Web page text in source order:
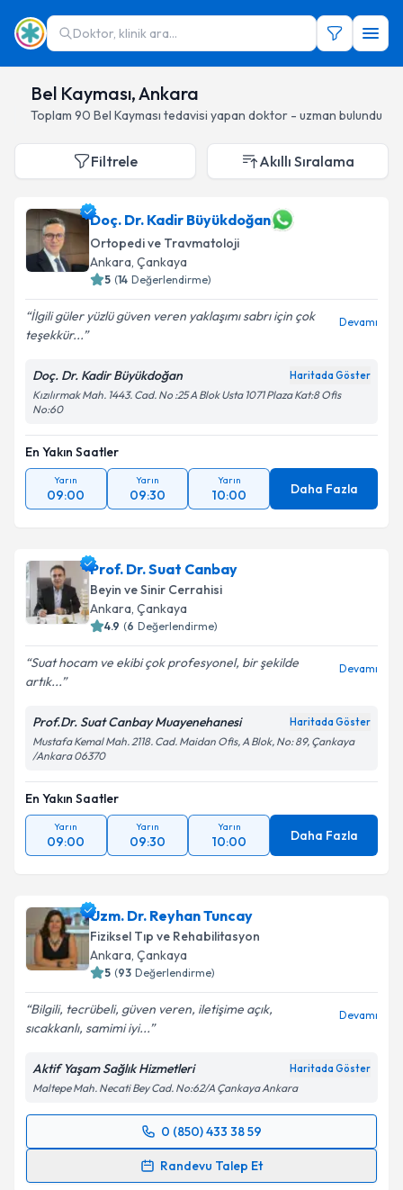
Doktor, klinik ara...
Bel Kayması, Ankara
Toplam 90 Bel Kayması tedavisi yapan doktor - uzman bulundu
Filtrele Akıllı Sıralama
Doç. Dr. Kadir Büyükdoğan
Ortopedi ve Travmatoloji
Ankara, Çankaya
5 (14 Değerlendirme)
İlgili güler yüzlü güven veren yaklaşımı sabrı için çok
teşekkür...
Devamı
Doç. Dr. Kadir Büyükdoğan Haritada Göster
Kızılırmak Mah. 1443. Cad. No :25 A Blok Usta 1071 Plaza Kat:8 Ofis
No:60
En Yakın Saatler
Yarın
09:00
Yarın
09:30
Yarın
10:00 Daha Fazla
Prof. Dr. Suat Canbay
Beyin ve Sinir Cerrahisi
Ankara, Çankaya
4.9 (6 Değerlendirme)
Suat hocam ve ekibi çok profesyonel, bir şekilde
artık...
Devamı
Prof.Dr. Suat Canbay Muayenehanesi Haritada Göster
Mustafa Kemal Mah. 2118. Cad. Maidan Ofis, A Blok, No: 89, Çankaya
/Ankara 06370
En Yakın Saatler
Yarın
09:00
Yarın
09:30
Yarın
10:00 Daha Fazla
Uzm. Dr. Reyhan Tuncay
Fiziksel Tıp ve Rehabilitasyon
Ankara, Çankaya
5 (93 Değerlendirme)
Bilgili, tecrübeli, güven veren, iletişime açık,
sıcakkanlı, samimi iyi...
Devamı
Aktif Yaşam Sağlık Hizmetleri Haritada Göster
Maltepe Mah. Necati Bey Cad. No:62/A Çankaya Ankara
0 (850) 433 38 59
Randevu Talep Et
Randevu Takvimi Talebi